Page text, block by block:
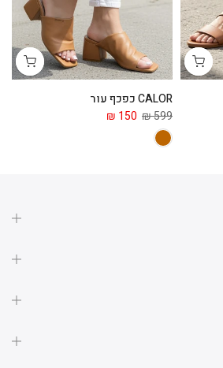
CALOR כפכף עור
599 ₪
150 ₪